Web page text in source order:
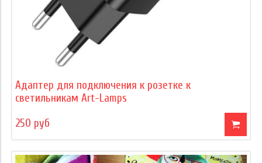
Адаптер для подключения к розетке к
светильникам Art-Lamps
250 руб